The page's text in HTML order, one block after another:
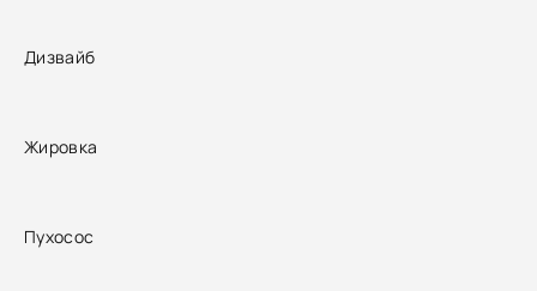
Дизвайб
Жировка
Пухосос